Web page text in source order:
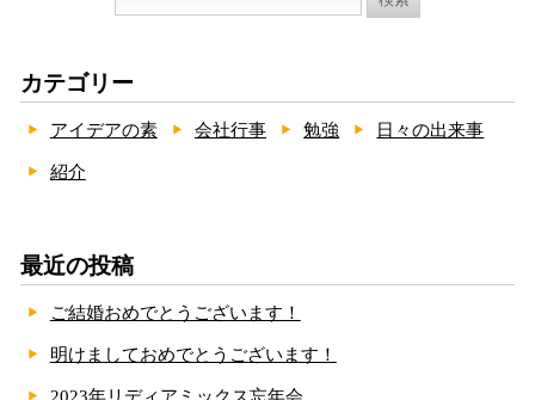
カテゴリー
アイデアの素 会社行事 勉強 日々の出来事
紹介
最近の投稿
ご結婚おめでとうございます！
明けましておめでとうございます！
2023年リディアミックス忘年会